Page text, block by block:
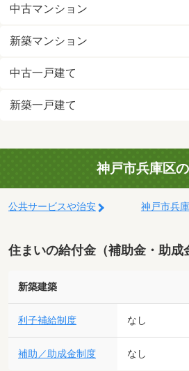
中古マンション
新築マンション
中古一戸建て
新築一戸建て
神戸市兵庫区
公共サービスや治安 神戸市兵
住まいの給付金（補助金・助成
新築建築
利子補給制度 なし
補助／助成金制度 なし